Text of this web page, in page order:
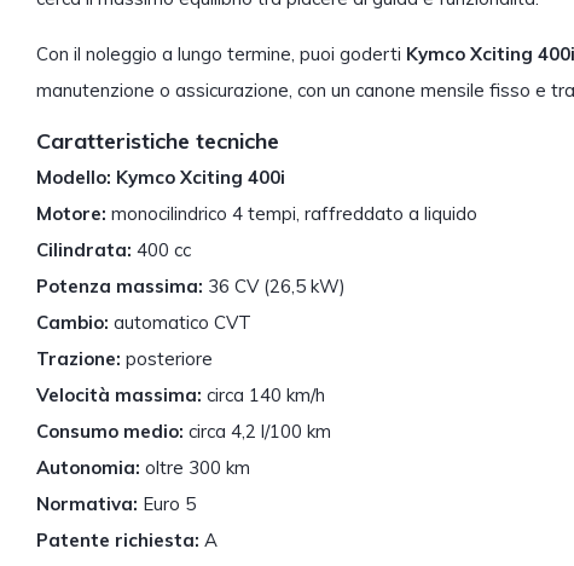
Con il noleggio a lungo termine, puoi goderti Kymco Xciting 400i
manutenzione o assicurazione, con un canone mensile fisso e
Caratteristiche tecniche
Modello: Kymco Xciting 400i
Motore: monocilindrico 4 tempi, raffreddato a liquido
Cilindrata: 400 cc
Potenza massima: 36 CV (26,5 kW)
Cambio: automatico CVT
Trazione: posteriore
Velocità massima: circa 140 km/h
Consumo medio: circa 4,2 l/100 km
Autonomia: oltre 300 km
Normativa: Euro 5
Patente richiesta: A